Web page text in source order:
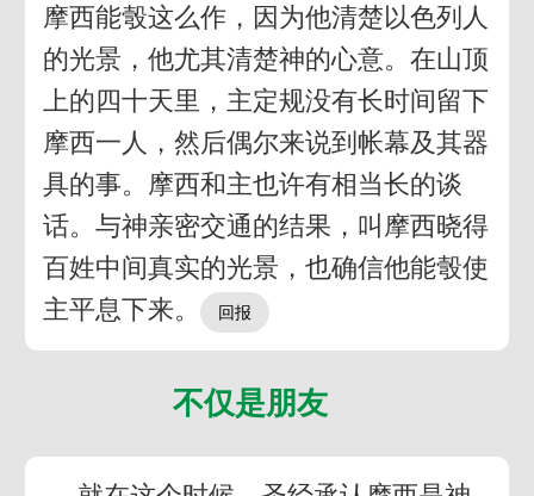
摩西能彀这么作，因为他清楚以色列人
的光景，他尤其清楚神的心意。在山顶
上的四十天里，主定规没有长时间留下
摩西一人，然后偶尔来说到帐幕及其器
具的事。摩西和主也许有相当长的谈
话。与神亲密交通的结果，叫摩西晓得
百姓中间真实的光景，也确信他能彀使
主平息下来。
不仅是朋友